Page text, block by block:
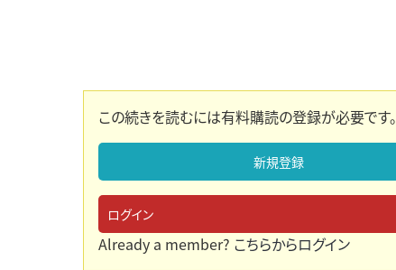
この続きを読むには有料購読の登録が必要です。
新規登録
ログイン
Already a member? こちらからログイン